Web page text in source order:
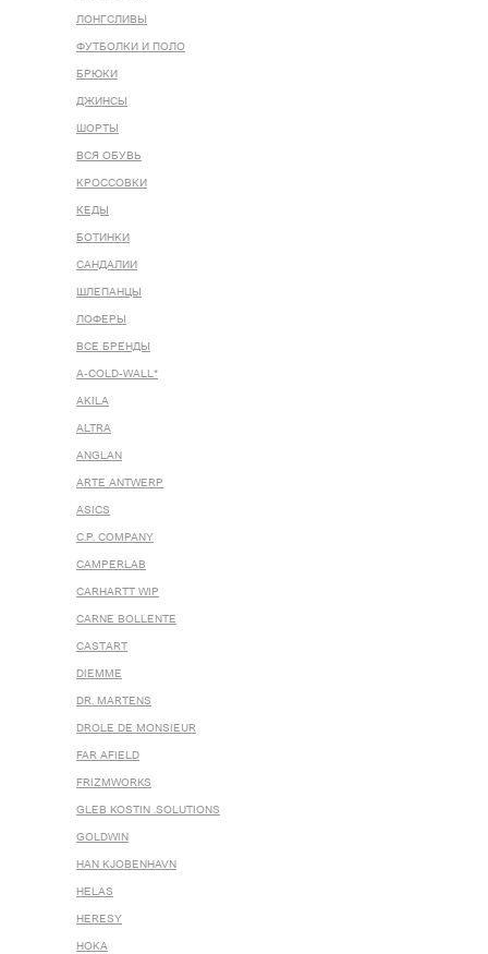
ЛОНГСЛИВЫ
ФУТБОЛКИ И ПОЛО
БРЮКИ
ДЖИНСЫ
ШОРТЫ
ВСЯ ОБУВЬ
КРОССОВКИ
КЕДЫ
БОТИНКИ
САНДАЛИИ
ШЛЕПАНЦЫ
ЛОФЕРЫ
ВСЕ БРЕНДЫ
A-COLD-WALL*
AKILA
ALTRA
ANGLAN
ARTE ANTWERP
ASICS
C.P. COMPANY
CAMPERLAB
CARHARTT WIP
CARNE BOLLENTE
CASTART
DIEMME
DR. MARTENS
DROLE DE MONSIEUR
FAR AFIELD
FRIZMWORKS
GLEB KOSTIN .SOLUTIONS
GOLDWIN
HAN KJOBENHAVN
HELAS
HERESY
HOKA